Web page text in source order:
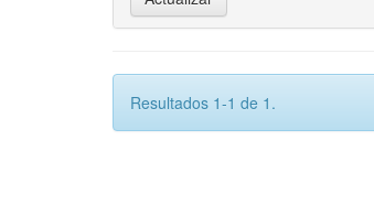
Resultados 1-1 de 1.